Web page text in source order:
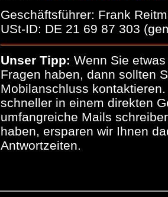
Geschäftsführer: Frank
USt-ID: DE 21 69 87 303
Unser Tipp: Wenn Sie
Fragen haben, dann sollten
Mobilanschluss
schneller in einem direkten
umfangreiche Mails
haben, ersparen wir Ihnen
Antwortzeiten.